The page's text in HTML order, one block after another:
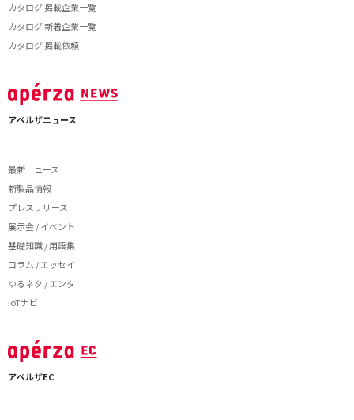
カタログ 掲載企業一覧
カタログ 新着企業一覧
カタログ 掲載依頼
アペルザニュース
最新ニュース
新製品情報
プレスリリース
展示会 / イベント
基礎知識 / 用語集
コラム / エッセイ
ゆるネタ / エンタ
IoTナビ
アペルザEC